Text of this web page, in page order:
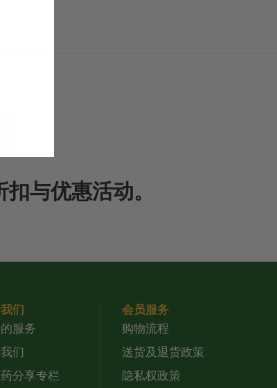
与优惠活动。
们
服务
们
分享专栏
会员服务
购物流程
送货及退货政策
隐私权政策